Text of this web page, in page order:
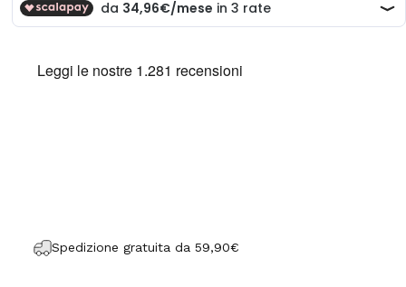
Spedizione gratuita da 59,90€